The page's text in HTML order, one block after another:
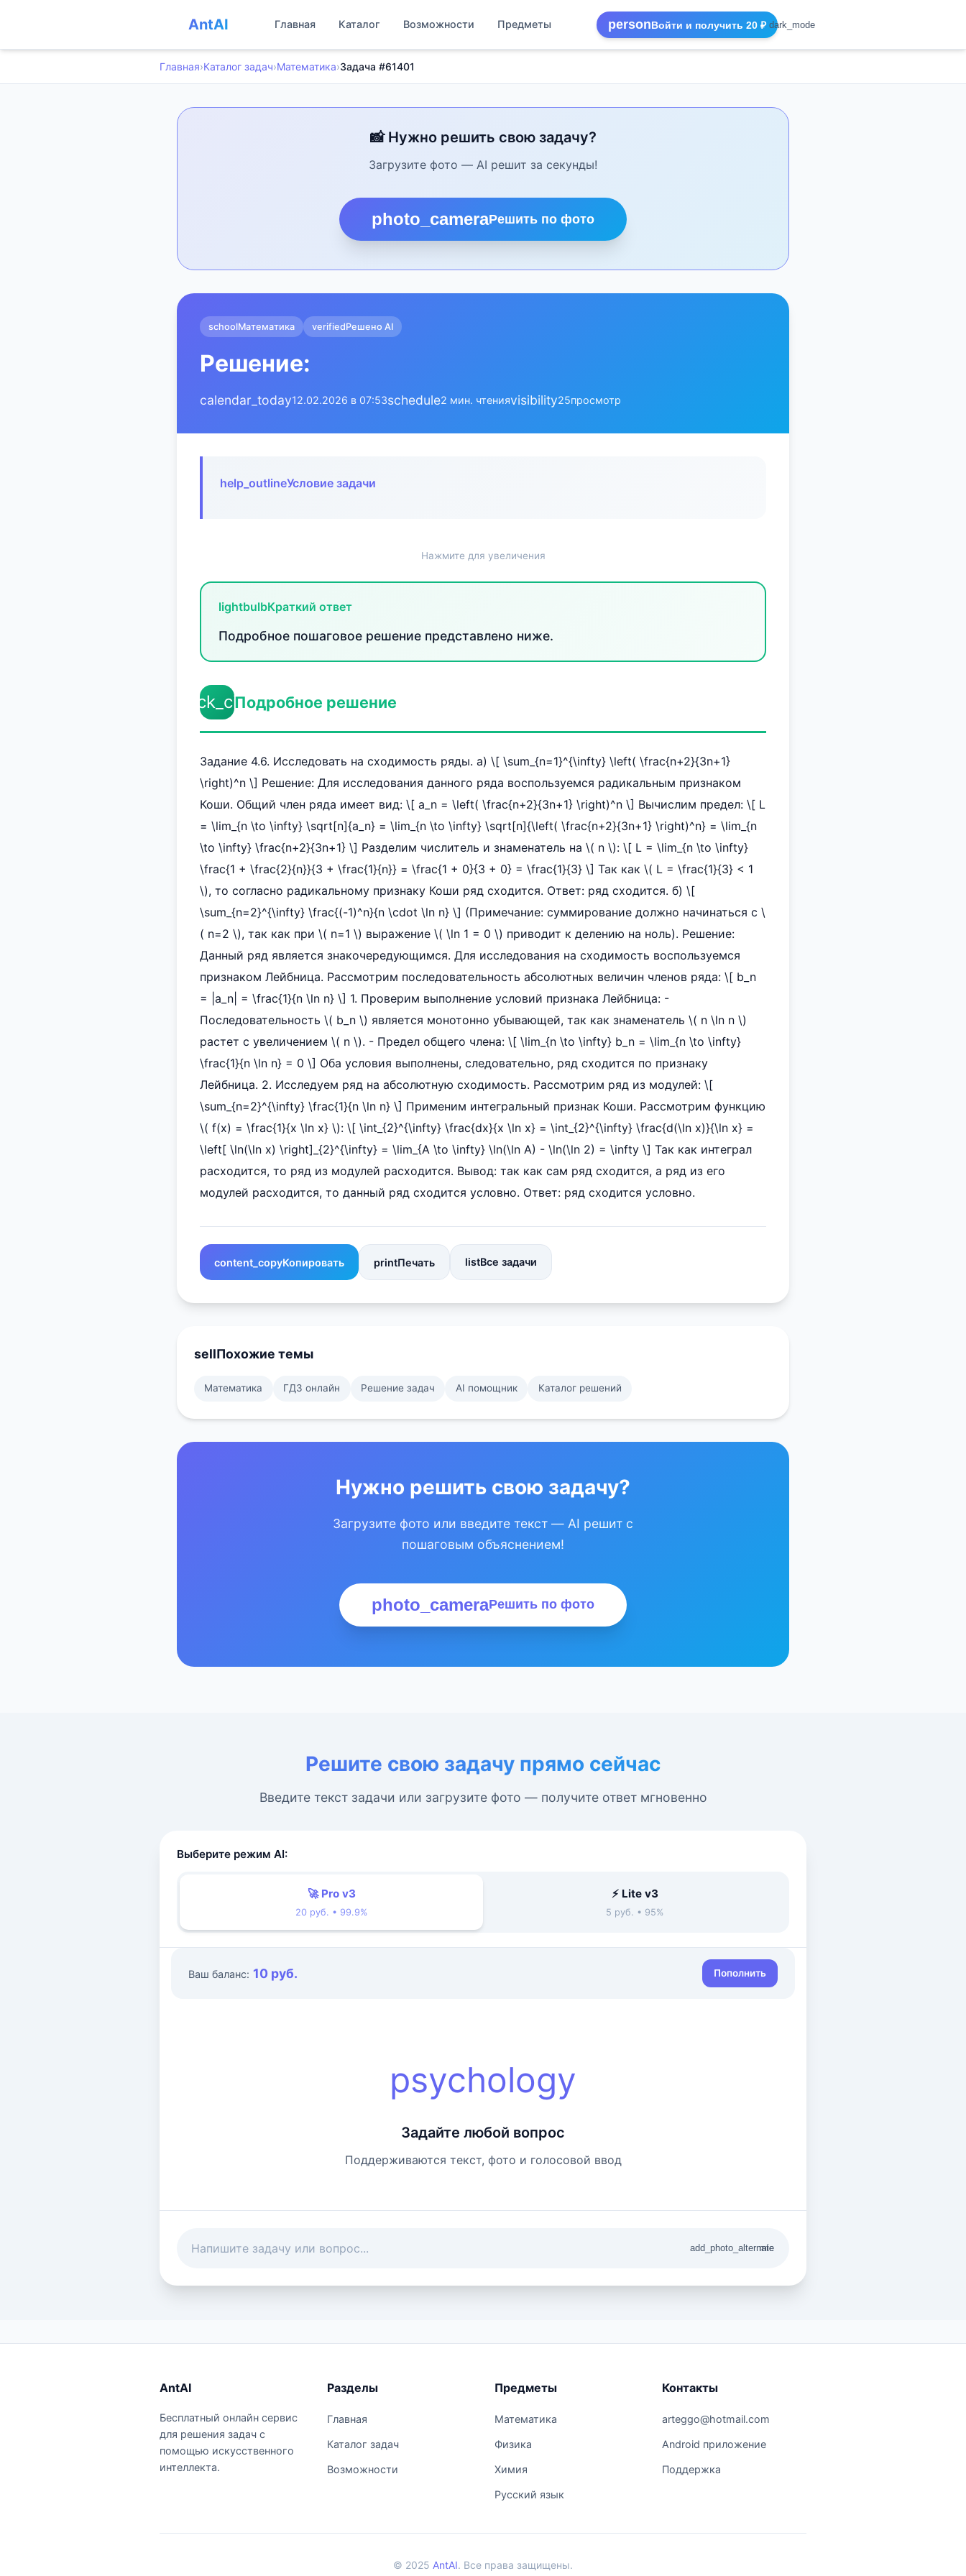
AntAI Главная Каталог Возможности Предметы personВойти и получить 20 ₽ dark_mode
Главная›Каталог задач›Математика›Задача #61401
📸 Нужно решить свою задачу?
Загрузите фото — AI решит за секунды!
photo_cameraРешить по фото
schoolМатематика verifiedРешено AI
Решение:
calendar_today12.02.2026 в 07:53schedule2 мин. чтенияvisibility25просмотр
help_outlineУсловие задачи
Нажмите для увеличения
lightbulbКраткий ответ
Подробное пошаговое решение представлено ниже.
check_circleПодробное решение
Задание 4.6. Исследовать на сходимость ряды. а) \[ \sum_{n=1}^{\infty} \left( \frac{n+2}{3n+1}
\right)^n \] Решение: Для исследования данного ряда воспользуемся радикальным признаком
Коши. Общий член ряда имеет вид: \[ a_n = \left( \frac{n+2}{3n+1} \right)^n \] Вычислим предел: \[ L
= \lim_{n \to \infty} \sqrt[n]{a_n} = \lim_{n \to \infty} \sqrt[n]{\left( \frac{n+2}{3n+1} \right)^n} = \lim_{n
\to \infty} \frac{n+2}{3n+1} \] Разделим числитель и знаменатель на \( n \): \[ L = \lim_{n \to \infty}
\frac{1 + \frac{2}{n}}{3 + \frac{1}{n}} = \frac{1 + 0}{3 + 0} = \frac{1}{3} \] Так как \( L = \frac{1}{3} < 1
\), то согласно радикальному признаку Коши ряд сходится. Ответ: ряд сходится. б) \[
\sum_{n=2}^{\infty} \frac{(-1)^n}{n \cdot \ln n} \] (Примечание: суммирование должно начинаться с \
( n=2 \), так как при \( n=1 \) выражение \( \ln 1 = 0 \) приводит к делению на ноль). Решение:
Данный ряд является знакочередующимся. Для исследования на сходимость воспользуемся
признаком Лейбница. Рассмотрим последовательность абсолютных величин членов ряда: \[ b_n
= |a_n| = \frac{1}{n \ln n} \] 1. Проверим выполнение условий признака Лейбница: -
Последовательность \( b_n \) является монотонно убывающей, так как знаменатель \( n \ln n \)
растет с увеличением \( n \). - Предел общего члена: \[ \lim_{n \to \infty} b_n = \lim_{n \to \infty}
\frac{1}{n \ln n} = 0 \] Оба условия выполнены, следовательно, ряд сходится по признаку
Лейбница. 2. Исследуем ряд на абсолютную сходимость. Рассмотрим ряд из модулей: \[
\sum_{n=2}^{\infty} \frac{1}{n \ln n} \] Применим интегральный признак Коши. Рассмотрим функцию
\( f(x) = \frac{1}{x \ln x} \): \[ \int_{2}^{\infty} \frac{dx}{x \ln x} = \int_{2}^{\infty} \frac{d(\ln x)}{\ln x} =
\left[ \ln(\ln x) \right]_{2}^{\infty} = \lim_{A \to \infty} \ln(\ln A) - \ln(\ln 2) = \infty \] Так как интеграл
расходится, то ряд из модулей расходится. Вывод: так как сам ряд сходится, а ряд из его
модулей расходится, то данный ряд сходится условно. Ответ: ряд сходится условно.
content_copyКопировать printПечать listВсе задачи
sellПохожие темы
Математика ГДЗ онлайн Решение задач AI помощник Каталог решений
Нужно решить свою задачу?
Загрузите фото или введите текст — AI решит с
пошаговым объяснением!
photo_cameraРешить по фото
Решите свою задачу прямо сейчас
Введите текст задачи или загрузите фото — получите ответ мгновенно
Выберите режим AI:
🚀 Pro v3
20 руб. • 99.9%
⚡ Lite v3
5 руб. • 95%
Ваш баланс: 10 руб. Пополнить
psychology
Задайте любой вопрос
Поддерживаются текст, фото и голосовой ввод
add_photo_alternate
mic
AntAI
Бесплатный онлайн сервис
для решения задач с
помощью искусственного
интеллекта.
Разделы
Главная
Каталог задач
Возможности
Предметы
Математика
Физика
Химия
Русский язык
Контакты
arteggo@hotmail.com
Android приложение
Поддержка
© 2025 AntAI. Все права защищены.